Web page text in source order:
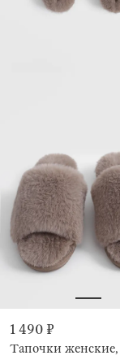
1 490 ₽
Тапочки женские,